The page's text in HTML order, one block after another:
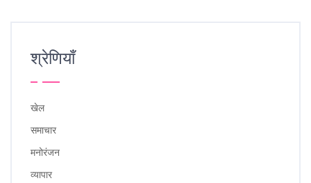
श्रेणियाँ
खेल
समाचार
मनोरंजन
व्यापार